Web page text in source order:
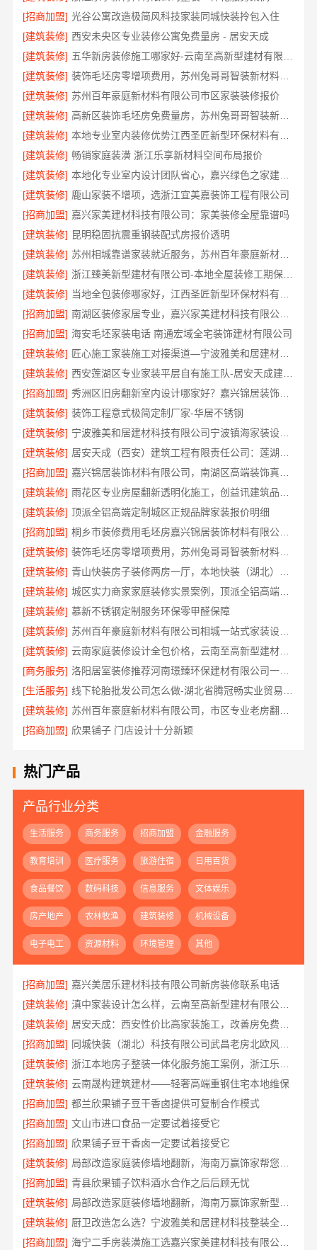
[招商加盟] 光谷公寓改造极简风科技家装同城快装拎包入住
[建筑装修] 西安未央区专业装修公寓免费量房 - 居安天成
[建筑装修]
[建筑装修]
装饰毛坯房零增项费用，苏州兔哥哥智装新材料有限公司
[建筑装修] 苏州百年豪庭新材料有限公司市区家装装修报价
[建筑装修]
高新区装饰毛坯房免费量房，苏州兔哥哥智装新材料有限公司贴心前期服务
[建筑装修]
[建筑装修] 畅销家庭装潢 浙江乐享新材料空间布局报价
[建筑装修]
本地化专业室内设计团队省心，嘉兴绿色之家建材科技有限公司
[建筑装修] 鹿山家装不增项，选浙江宜美嘉装饰工程有限公司
[招商加盟] 嘉兴家美建材科技有限公司：家美装修全屋靠谱吗
[建筑装修] 昆明稳固抗震重钢装配式房报价透明
[建筑装修]
苏州相城靠谱家装就近服务，苏州百年豪庭新材料有限公司品质装修
[建筑装修]
浙江臻美新型建材有限公司-本地全屋装修工期保障大平层
[建筑装修]
[招商加盟]
南湖区装修家居专业，嘉兴家美建材科技有限公司品质保障
[招商加盟] 海安毛坯家装电话 南通宏域全宅装饰建材有限公司
[建筑装修]
匠心施工家装施工对接渠道—宁波雅美和居建材科技有限公司
[建筑装修]
西安莲湖区专业家装平层自有施工队-居安天成建筑工程
[招商加盟]
秀洲区旧房翻新室内设计哪家好？嘉兴锦居装饰材料有限公司靠谱
[建筑装修] 装饰工程意式极简定制厂家-华居不锈钢
[建筑装修]
宁波雅美和居建材科技有限公司宁波镇海家装设计合作联系方式
[建筑装修]
[招商加盟]
嘉兴锦居装饰材料有限公司，南湖区高端装饰真实评测
[建筑装修]
[建筑装修] 顶派全铝高端定制城区正规品牌家装报价明细
[招商加盟]
桐乡市装修费用毛坯房嘉兴锦居装饰材料有限公司闭口合同透明报价
[建筑装修]
装饰毛坯房零增项费用，苏州兔哥哥智装新材料透明预算无套路
[建筑装修]
[建筑装修]
城区实力商家家庭装修实景案例，顶派全铝高端定制
[建筑装修] 慕新不锈钢定制服务环保零甲醛保障
[建筑装修]
苏州百年豪庭新材料有限公司相城一站式家装设计价
[建筑装修]
云南家庭装修设计全包价格，云南至高新型建材有限公司
[商务服务]
洛阳居室装修推荐河南璟臻环保建材有限公司一站式服务
[生活服务]
[建筑装修]
[招商加盟] 欣果铺子 门店设计十分新颖
热门产品
产品行业分类
生活服务 商务服务 招商加盟 金融服务
教育培训 医疗服务 旅游住宿 日用百货
食品餐饮 数码科技 信息服务 文体娱乐
房产地产 农林牧渔 建筑装修 机械设备
电子电工 资源材料 环境管理 其他
[招商加盟] 嘉兴美居乐建材科技有限公司新房装修联系电话
[建筑装修]
滇中家装设计怎么样，云南至高新型建材有限公司口碑之选
[建筑装修]
[招商加盟]
[建筑装修]
[建筑装修] 云南晟构建筑建材——轻奢高端重钢住宅本地维保
[招商加盟] 都兰欣果铺子豆干香卤提供可复制合作模式
[招商加盟] 文山市进口食品一定要试着接受它
[招商加盟] 欣果铺子豆干香卤一定要试着接受它
[建筑装修]
[招商加盟] 青县欣果铺子饮料酒水合作之后后顾无忧
[建筑装修]
[建筑装修]
厨卫改造怎么选？宁波雅美和居建材科技整装全包设计
[招商加盟]
海宁二手房装潢施工选嘉兴家美建材科技有限公司更省心